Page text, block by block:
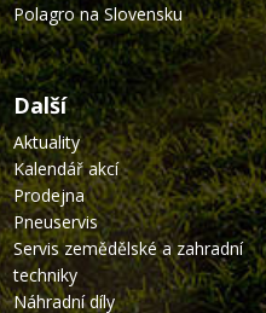
Polagro na Slovensku
Další
Aktuality
Kalendář akcí
Prodejna
Pneuservis
Servis zemědělské a zahradní
techniky
Náhradní díly